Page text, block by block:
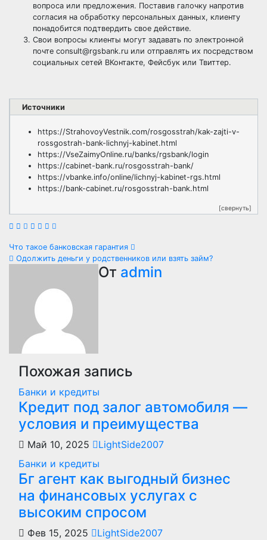
вопроса или предложения. Поставив галочку напротив
согласия на обработку персональных данных, клиенту
понадобится подтвердить свое действие.
Свои вопросы клиенты могут задавать по электронной
почте consult@rgsbank.ru или отправлять их посредством
социальных сетей ВКонтакте, Фейсбук или Твиттер.
Источники
https://StrahovoyVestnik.com/rosgosstrah/kak-zajti-v-
rossgostrah-bank-lichnyj-kabinet.html
https://VseZaimyOnline.ru/banks/rgsbank/login
https://cabinet-bank.ru/rosgosstrah-bank/
https://vbanke.info/online/lichnyj-kabinet-rgs.html
https://bank-cabinet.ru/rosgosstrah-bank.html
[свернуть]
Навигация
записям
Что такое банковская гарантия
Одолжить деньги у родственников или взять займ?
От admin
Похожая запись
Банки и кредиты
Кредит под залог автомобиля —
условия и преимущества
Май 10, 2025
LightSide2007
Банки и кредиты
Бг агент как выгодный бизнес
на финансовых услугах с
высоким спросом
Фев 15, 2025
LightSide2007